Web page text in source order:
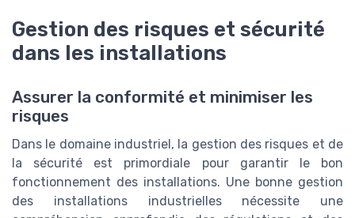
Gestion des risques et sécurité
dans les installations
Assurer la conformité et minimiser les
risques
Dans le domaine industriel, la gestion des risques et de
la sécurité est primordiale pour garantir le bon
fonctionnement des installations. Une bonne gestion
des installations industrielles nécessite une